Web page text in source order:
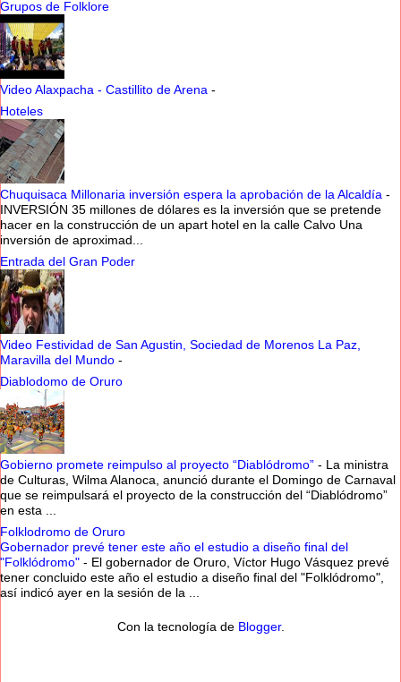
Grupos de Folklore
Video Alaxpacha - Castillito de Arena -
Hoteles
Chuquisaca Millonaria inversión espera la aprobación de la Alcaldía -
INVERSIÓN 35 millones de dólares es la inversión que se pretende
hacer en la construcción de un apart hotel en la calle Calvo Una
inversión de aproximad...
Entrada del Gran Poder
Video Festividad de San Agustin, Sociedad de Morenos La Paz,
Maravilla del Mundo -
Diablodomo de Oruro
Gobierno promete reimpulso al proyecto “Diablódromo” - La ministra
de Culturas, Wilma Alanoca, anunció durante el Domingo de Carnaval
que se reimpulsará el proyecto de la construcción del “Diablódromo”
en esta ...
Folklodromo de Oruro
Gobernador prevé tener este año el estudio a diseño final del
"Folklódromo" - El gobernador de Oruro, Víctor Hugo Vásquez prevé
tener concluido este año el estudio a diseño final del "Folklódromo",
así indicó ayer en la sesión de la ...
Con la tecnología de Blogger.